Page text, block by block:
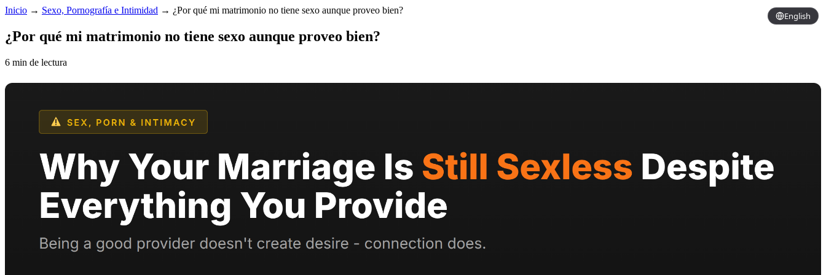
English
Inicio → Sexo, Pornografía e Intimidad → ¿Por qué mi matrimonio no tiene sexo aunque proveo bien?
¿Por qué mi matrimonio no tiene sexo aunque proveo bien?
6 min de lectura